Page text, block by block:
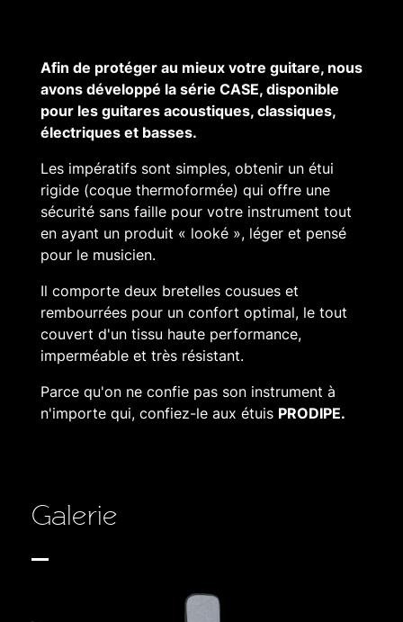
Afin de protéger au mieux votre guitare, nous
avons développé la série CASE, disponible
pour les guitares acoustiques, classiques,
électriques et basses.
Les impératifs sont simples, obtenir un étui
rigide (coque thermoformée) qui offre une
sécurité sans faille pour votre instrument tout
en ayant un produit « looké », léger et pensé
pour le musicien.
Il comporte deux bretelles cousues et
rembourrées pour un confort optimal, le tout
couvert d'un tissu haute performance,
imperméable et très résistant.
Parce qu'on ne confie pas son instrument à
n'importe qui, confiez-le aux étuis PRODIPE.
Galerie